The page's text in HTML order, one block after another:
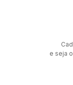
e seja